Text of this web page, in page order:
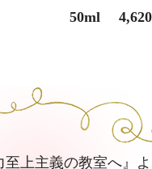
50ml 4,620
至上主義の教室へ』よ